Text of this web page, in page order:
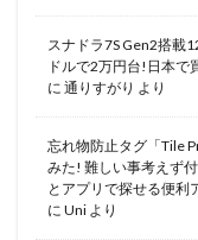
スナドラ7S Gen2搭載
ドルで2万円台!日本で
に 通りすがり より
忘れ物防止タグ「Tile
みた! 難しい事考えず
とアプリで探せる便利
に Uni より